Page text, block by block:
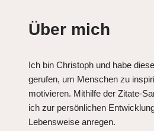
Über mich
Ich bin Christoph und habe
gerufen, um Menschen zu
motivieren. Mithilfe der Zitate-
ich zur persönlichen
Lebensweise anregen.